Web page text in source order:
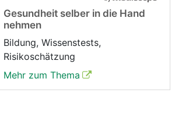
Gesundheit selber in die Hand
nehmen
Bildung, Wissenstests,
Risikoschätzung
Mehr zum Thema